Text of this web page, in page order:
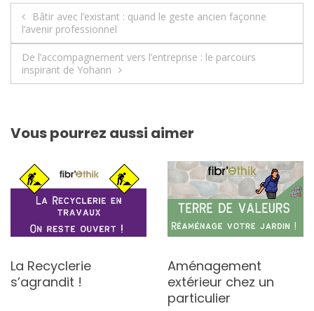
Navigation
de
l’article
Bâtir avec l’existant : quand le geste ancien façonne
l’avenir professionnel
De l’accompagnement vers l’entreprise : le parcours
inspirant de Yohann
Vous pourrez aussi aimer
La Recyclerie
s’agrandit !
Aménagement
extérieur chez un
particulier